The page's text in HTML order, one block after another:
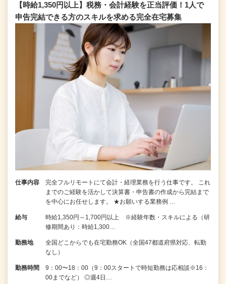
【時給1,350円以上】税務・会計経験を正当評価！1⼈で
申告完結できる⽅のスキルを求める完全在宅募集
仕事内容
完全フルリモートにて会計・経理業務を行う仕事です。 これ
までのご経験を活かして決算書・申告書の作成から完結まで
を中⼼にお任せします。 ★お願いする業務例 …
給与
時給1,350円～1,700円以上 ※経験年数・スキルによる（研
修期間あり：時給1,300…
勤務地
全国どこからでも在宅勤務OK（全国47都道府県対応、転勤
なし）
勤務時間
9：00〜18：00（9：00スタートで時短勤務は応相談※16：
00までなど） ◎週4日…